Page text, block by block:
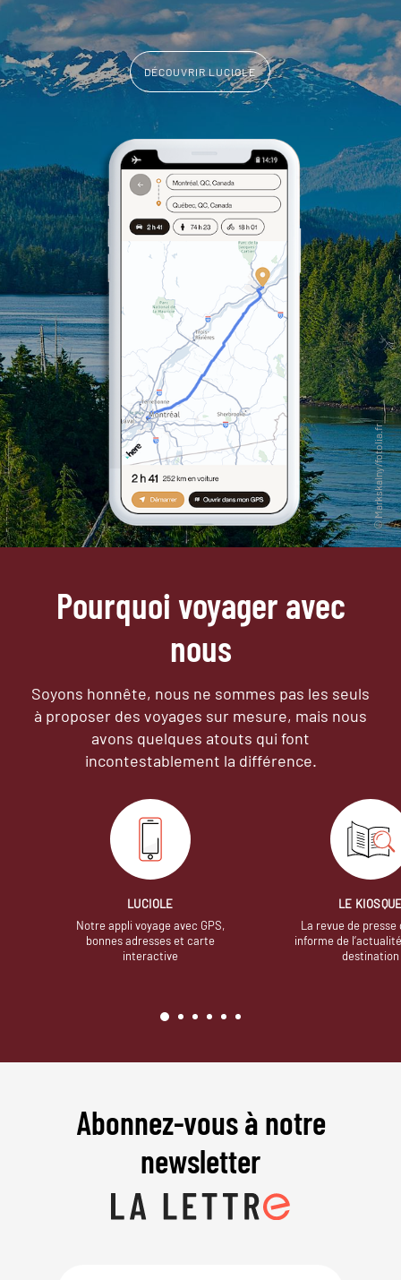
DÉCOUVRIR LUCIOLE
Pourquoi voyager avec
nous
Soyons honnête, nous ne sommes pas les seuls
à proposer des voyages sur mesure, mais nous
avons quelques atouts qui font
incontestablement la différence.
LUCIOLE
Notre appli voyage avec GPS,
bonnes adresses et carte
interactive
LE
La revue de presse
informe de
destination
Abonnez-vous à notre
newsletter